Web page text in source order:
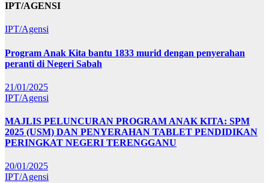
IPT/AGENSI
IPT/Agensi
Program Anak Kita bantu 1833 murid dengan penyerahan
peranti di Negeri Sabah
21/01/2025
IPT/Agensi
MAJLIS PELUNCURAN PROGRAM ANAK KITA: SPM
2025 (USM) DAN PENYERAHAN TABLET PENDIDIKAN
PERINGKAT NEGERI TERENGGANU
20/01/2025
IPT/Agensi